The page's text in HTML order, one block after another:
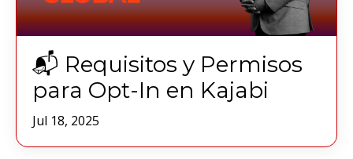
📬 Requisitos y Permisos
para Opt-In en Kajabi
Jul 18, 2025